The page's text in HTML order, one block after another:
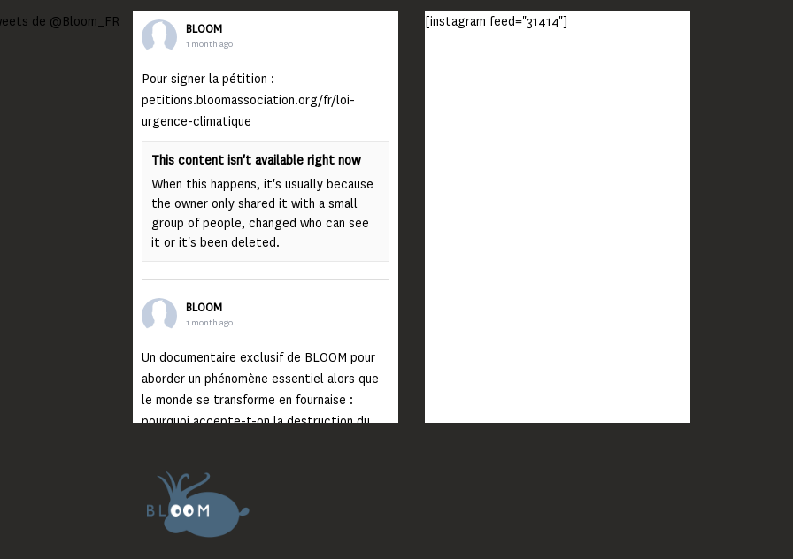
de @Bloom_FR BLOOM
1 month ago
Pour signer la pétition :
petitions.bloomassociation.org/fr/loi-
urgence-climatique
This content isn't available right now
When this happens, it's usually because
the owner only shared it with a small
group of people, changed who can see
it or it's been deleted.
BLOOM
1 month ago
Un documentaire exclusif de BLOOM pour
aborder un phénomène essentiel alors que
le monde se transforme en fournaise :
pourquoi accepte-t-on la destruction du
Lisez jusqu’au bout et rendez-vous sur
notre chaîne Youtube (lien en bio) pour
découvrir un film qui génèrera deux choses
importantes : des conversations
[instagram feed="31414"]